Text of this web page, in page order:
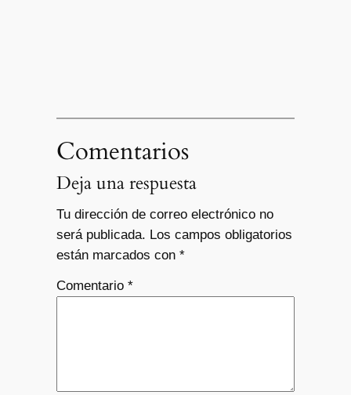
Comentarios
Deja una respuesta
Tu dirección de correo electrónico no
será publicada. Los campos obligatorios
están marcados con *
Comentario *